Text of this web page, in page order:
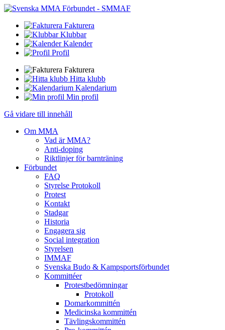
Fakturera
Klubbar
Kalender
Profil
Fakturera
Hitta klubb
Kalendarium
Min profil
Gå vidare till innehåll
Om MMA
Vad är MMA?
Anti-doping
Riktlinjer för barnträning
Förbundet
FAQ
Styrelse Protokoll
Protest
Kontakt
Stadgar
Historia
Engagera sig
Social integration
Styrelsen
IMMAF
Svenska Budo & Kampsportsförbundet
Kommittéer
Protestbedömningar
Protokoll
Domarkommittén
Medicinska kommittén
Tävlingskommittén